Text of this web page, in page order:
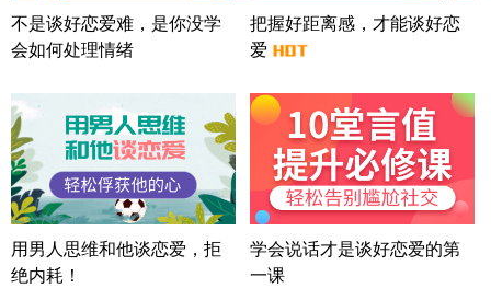
微信用户 困困魚? 通过此页面咨询，已获得专属情感
方案
陕西-西安 139****6283
浙江-宁波 150****8921
28分钟前
微信用户 逆光下的微笑 通过此页面咨询，已获得专
属情感方案
湖南-长沙 187****3359
18分钟前
微信用户 超 通过此页面咨询，已获得专属情感方案
福建-厦门 159****4462
不是谈好恋爱难，是你没学
会如何处理情绪
把握好距离感，才能谈好恋
爱
用男人思维和他谈恋爱，拒
绝内耗！
学会说话才是谈好恋爱的第
一课